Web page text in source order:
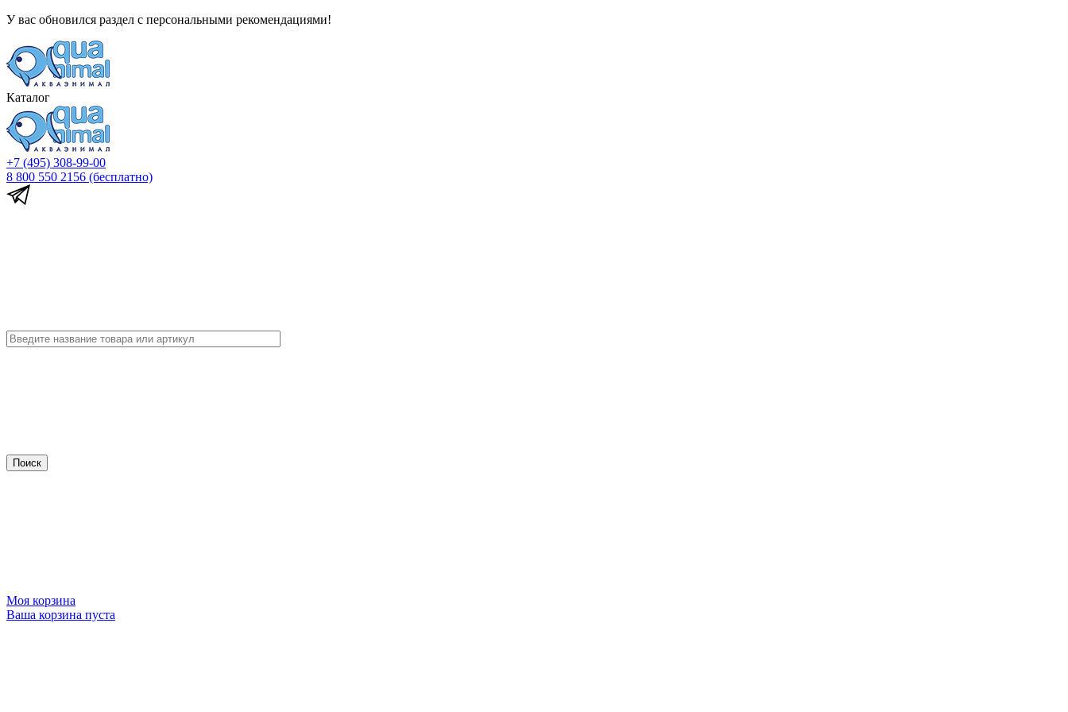
У вас обновился раздел с персональными рекомендациями!
Каталог
+7 (495) 308-99-00
8 800 550 2156 (бесплатно)
Моя корзина
Ваша корзина пуста